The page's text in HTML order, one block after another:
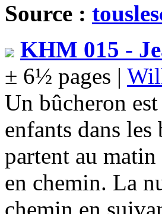
Source :
KHM 015 -
± 6½ pages |
Un bûcheron
enfants dans
partent au
en chemin. La